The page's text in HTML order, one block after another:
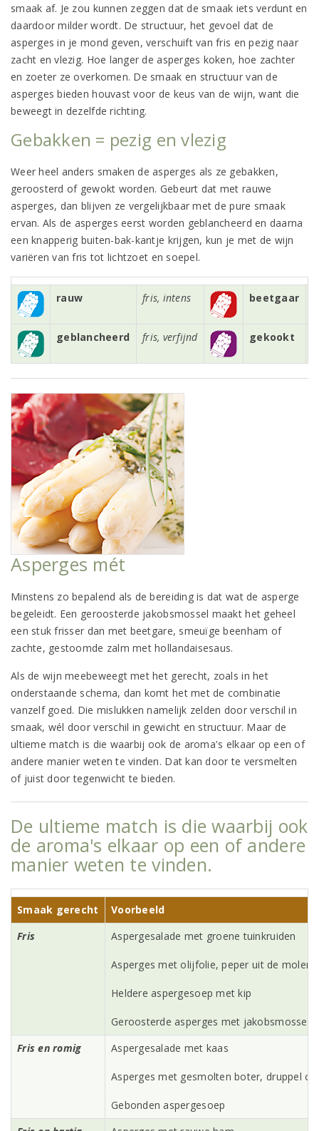
smaak af. Je zou kunnen zeggen dat de smaak iets verdunt en
daardoor milder wordt. De structuur, het gevoel dat de
asperges in je mond geven, verschuift van fris en pezig naar
zacht en vlezig. Hoe langer de asperges koken, hoe zachter
en zoeter ze overkomen. De smaak en structuur van de
asperges bieden houvast voor de keus van de wijn, want die
beweegt in dezelfde richting.
Gebakken = pezig en vlezig
Weer heel anders smaken de asperges als ze gebakken,
geroosterd of gewokt worden. Gebeurt dat met rauwe
asperges, dan blijven ze vergelijkbaar met de pure smaak
ervan. Als de asperges eerst worden geblancheerd en daarna
een knapperig buiten-bak-kantje krijgen, kun je met de wijn
variëren van fris tot lichtzoet en soepel.
rauw fris, intens beetgaar
geblancheerd fris, verfijnd gekookt
Asperges mét
Minstens zo bepalend als de bereiding is dat wat de asperge
begeleidt. Een geroosterde jakobsmossel maakt het geheel
een stuk frisser dan met beetgare, smeuïge beenham of
zachte, gestoomde zalm met hollandaisesaus.
Als de wijn meebeweegt met het gerecht, zoals in het
onderstaande schema, dan komt het met de combinatie
vanzelf goed. Die mislukken namelijk zelden door verschil in
smaak, wél door verschil in gewicht en structuur. Maar de
ultieme match is die waarbij ook de aroma's elkaar op een of
andere manier weten te vinden. Dat kan door te versmelten
of juist door tegenwicht te bieden.
De ultieme match is die waarbij ook
de aroma's elkaar op een of andere
manier weten te vinden.
Smaak gerecht
Voorbeeld
Fris
Aspergesalade met groene tuinkruiden
Asperges met olijfolie, peper uit de molen
Heldere aspergesoep met kip
Geroosterde asperges met jakobsmossel
Fris en romig
Aspergesalade met kaas
Asperges met gesmolten boter, druppel
Gebonden aspergesoep